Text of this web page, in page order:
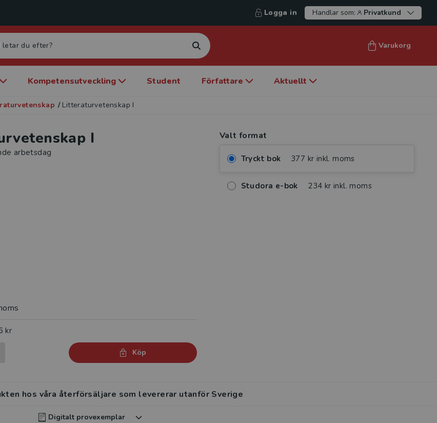
Logga in Handlar som: Privatkund
Varukorg
Kompetensutveckling Student Författare Aktuellt
/ Litteraturvetenskap I
I
arbetsdag
kr
Köp
Valt format
Tryckt bok 377 kr inkl. moms
Studora e-bok 234 kr inkl. moms
hos våra återförsäljare som levererar utanför Sverige
Digitalt provexemplar